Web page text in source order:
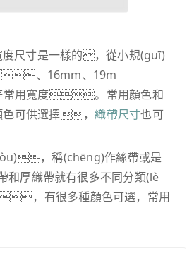
尺寸是一樣的，從小規(guī)
、16mm、19m
用寬度。常用顏色和
色可供選擇，織帶尺寸也可
，稱(chēng)作絲帶或是
厚織帶就有很多不同分類(lè
，有很多種顏色可選，常用